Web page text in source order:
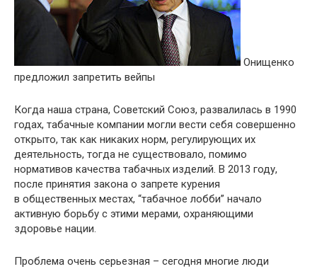
Онищенко
предложил запретить вейпы
Когда наша страна, Советский Союз, развалилась в 1990
годах, табачные компании могли вести себя совершенно
открыто, так как никаких норм, регулирующих их
деятельность, тогда не существовало, помимо
нормативов качества табачных изделий. В 2013 году,
после принятия закона о запрете курения
в общественных местах, “табачное лобби” начало
активную борьбу с этими мерами, охраняющими
здоровье нации.
Проблема очень серьезная – сегодня многие люди